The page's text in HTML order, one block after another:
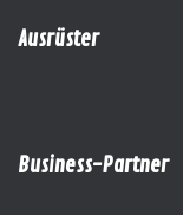
Ausrüster
Business-Partner